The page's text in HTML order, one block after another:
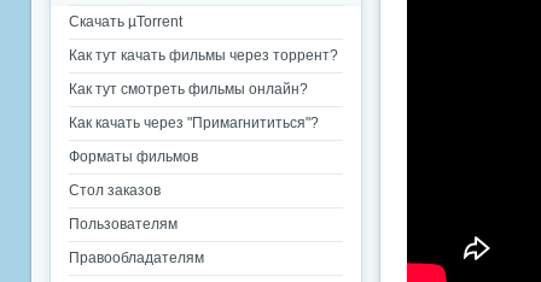
Скачать µTorrent
Как тут качать фильмы через торрент?
Как тут смотреть фильмы онлайн?
Как качать через "Примагнититься"?
Форматы фильмов
Стол заказов
Пользователям
Правообладателям